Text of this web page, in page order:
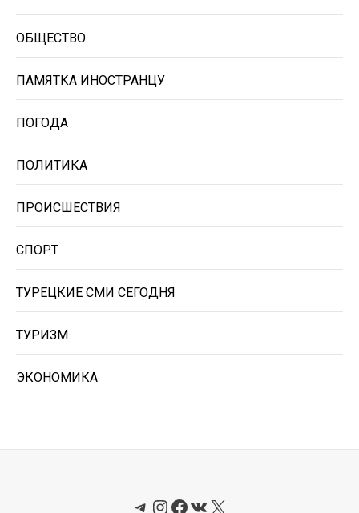
ОБЩЕСТВО
ПАМЯТКА ИНОСТРАНЦУ
ПОГОДА
ПОЛИТИКА
ПРОИСШЕСТВИЯ
СПОРТ
ТУРЕЦКИЕ СМИ СЕГОДНЯ
ТУРИЗМ
ЭКОНОМИКА
Telegram
Instagram
Facebook
ВКонтакте
X